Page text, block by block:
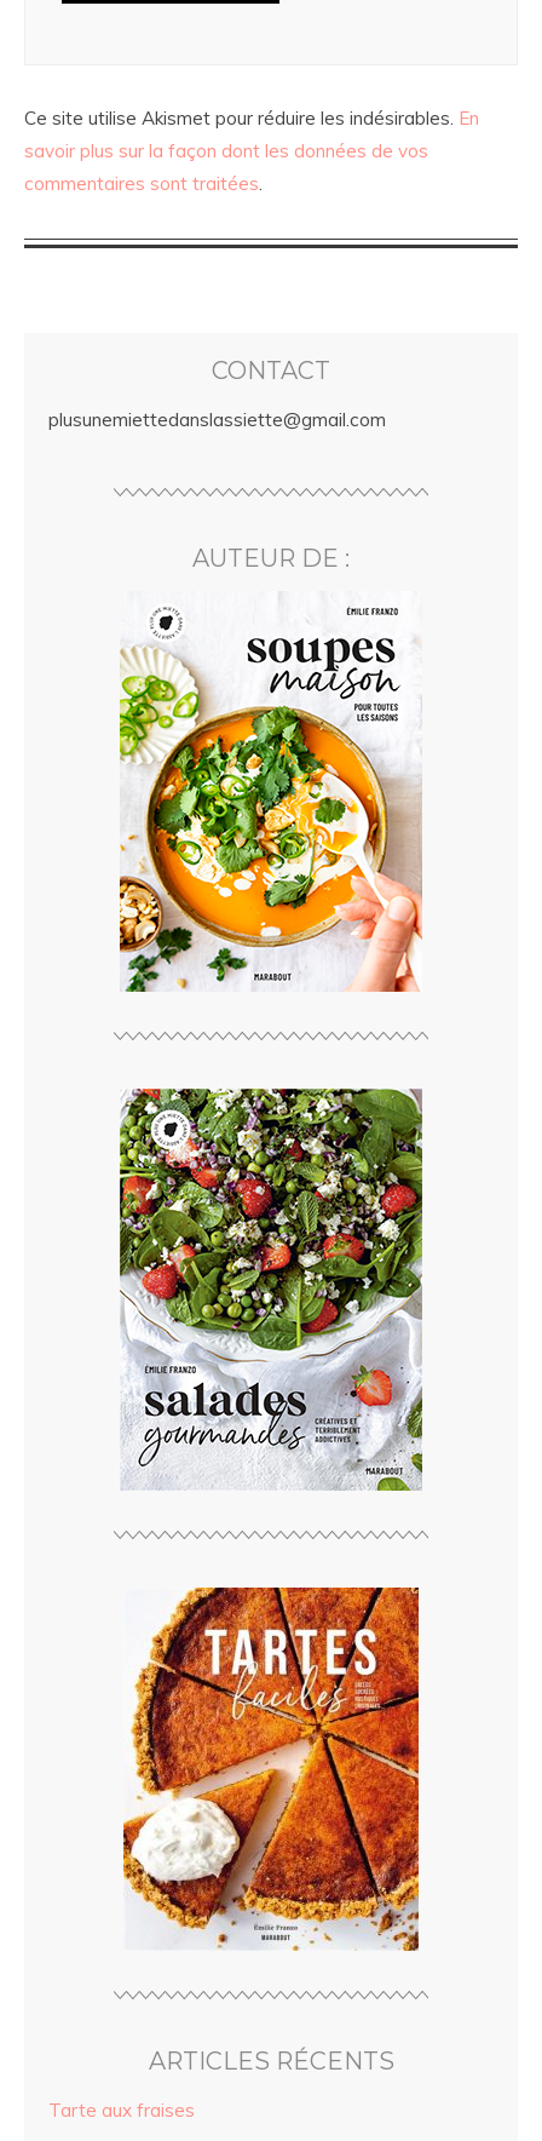
Ce site utilise Akismet pour réduire les indésirables. En
savoir plus sur la façon dont les données de vos
commentaires sont traitées.
CONTACT
plusunemiettedanslassiette@gmail.com
AUTEUR DE :
ARTICLES RÉCENTS
Tarte aux fraises